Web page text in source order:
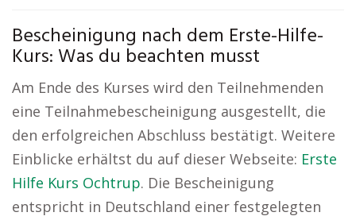
Bescheinigung nach dem Erste-Hilfe-
Kurs: Was du beachten musst
Am Ende des Kurses wird den Teilnehmenden
eine Teilnahmebescheinigung ausgestellt, die
den erfolgreichen Abschluss bestätigt. Weitere
Einblicke erhältst du auf dieser Webseite: Erste
Hilfe Kurs Ochtrup. Die Bescheinigung
entspricht in Deutschland einer festgelegten